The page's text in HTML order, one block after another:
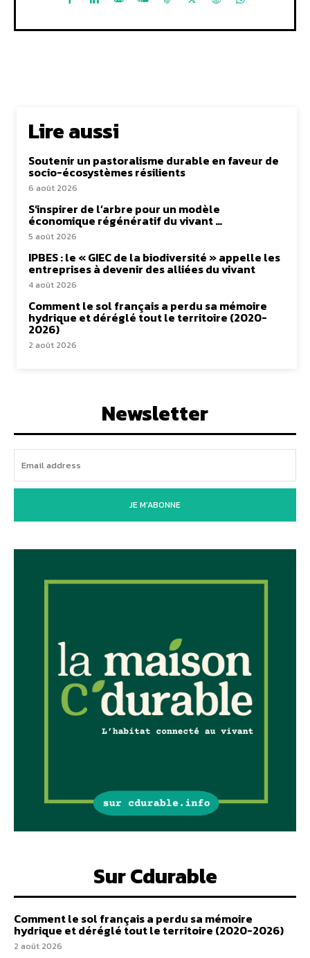
Lire aussi
Soutenir un pastoralisme durable en faveur de
socio-écosystèmes résilients
6 août 2026
S’inspirer de l’arbre pour un modèle
économique régénératif du vivant …
5 août 2026
IPBES : le « GIEC de la biodiversité » appelle les
entreprises à devenir des alliées du vivant
4 août 2026
Comment le sol français a perdu sa mémoire
hydrique et déréglé tout le territoire (2020-
2026)
2 août 2026
Newsletter
JE M'ABONNE
Sur Cdurable
Comment le sol français a perdu sa mémoire
hydrique et déréglé tout le territoire (2020-2026)
2 août 2026